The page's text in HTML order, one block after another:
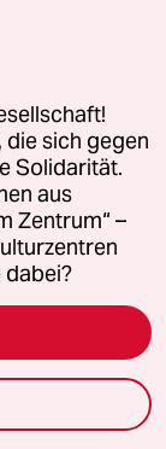
die sich gegen
Solidarität.
aus
Zentrum“ –
dabei?